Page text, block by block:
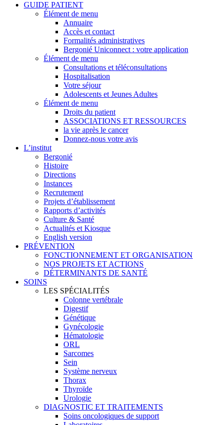
GUIDE PATIENT
Élément de menu
Annuaire
Accès et contact
Formalités administratives
Bergonié Uniconnect : votre application
Élément de menu
Consultations et téléconsultations
Hospitalisation
Votre séjour
Adolescents et Jeunes Adultes
Élément de menu
Droits du patient
ASSOCIATIONS ET RESSOURCES
la vie après le cancer
Donnez-nous votre avis
L’institut
Bergonié
Histoire
Directions
Instances
Recrutement
Projets d’établissement
Rapports d’activités
Culture & Santé
Actualités et Kiosque
English version
PRÉVENTION
FONCTIONNEMENT ET ORGANISATION
NOS PROJETS ET ACTIONS
DÉTERMINANTS DE SANTÉ
SOINS
LES SPÉCIALITÉS
Colonne vertébrale
Digestif
Génétique
Gynécologie
Hématologie
ORL
Sarcomes
Sein
Système nerveux
Thorax
Thyroïde
Urologie
DIAGNOSTIC ET TRAITEMENTS
Soins oncologiques de support